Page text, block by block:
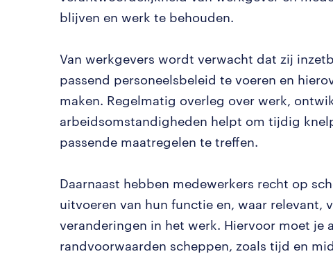
blijven en werk te behouden.
Van werkgevers wordt verwacht dat zij
passend personeelsbeleid te voeren en
maken. Regelmatig overleg over werk,
arbeidsomstandigheden helpt om tijdig
passende maatregelen te treffen.
Daarnaast hebben medewerkers recht op
uitvoeren van hun functie en, waar relevant,
veranderingen in het werk. Hiervoor moet je
randvoorwaarden scheppen, zoals tijd en